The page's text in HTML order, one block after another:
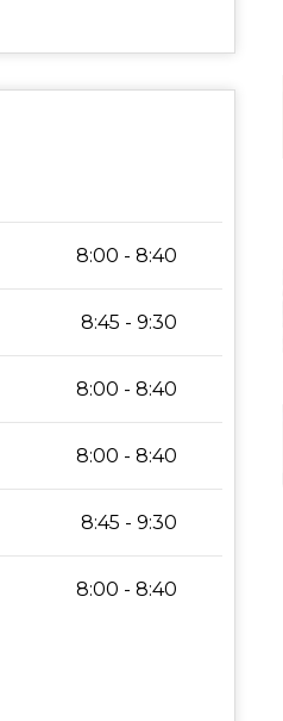
8:00 - 8:40
8:45 - 9:30
8:00 - 8:40
8:00 - 8:40
8:45 - 9:30
8:00 - 8:40